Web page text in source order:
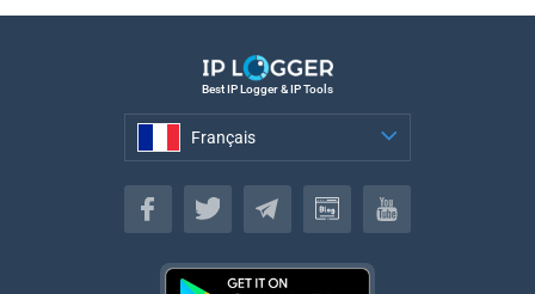
Best IP Logger & IP Tools
Français
Français